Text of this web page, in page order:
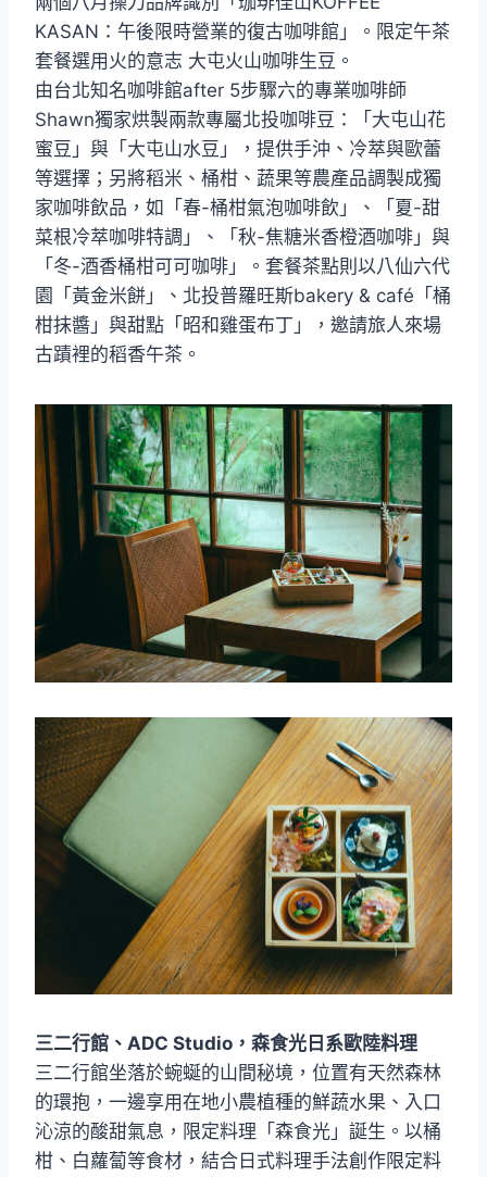
KASAN：午後限時營業的復古咖啡館」。限定午茶
套餐選用火的意志 大屯火山咖啡生豆。
由台北知名咖啡館after 5步驟六的專業咖啡師
Shawn獨家烘製兩款專屬北投咖啡豆：「大屯山花
蜜豆」與「大屯山水豆」，提供手沖、冷萃與歐蕾
等選擇；另將稻米、桶柑、蔬果等農產品調製成獨
家咖啡飲品，如「春-桶柑氣泡咖啡飲」、「夏-甜
菜根冷萃咖啡特調」、「秋-焦糖米香橙酒咖啡」與
「冬-酒香桶柑可可咖啡」。套餐茶點則以八仙六代
園「黃金米餅」、北投普羅旺斯bakery & café「桶
柑抹醬」與甜點「昭和雞蛋布丁」，邀請旅人來場
古蹟裡的稻香午茶。
三二行館、ADC Studio，森食光日系歐陸料理
三二行館坐落於蜿蜒的山間秘境，位置有天然森林
的環抱，一邊享用在地小農植種的鮮蔬水果、入口
沁涼的酸甜氣息，限定料理「森食光」誕生。以桶
柑、白蘿蔔等食材，結合日式料理手法創作限定料